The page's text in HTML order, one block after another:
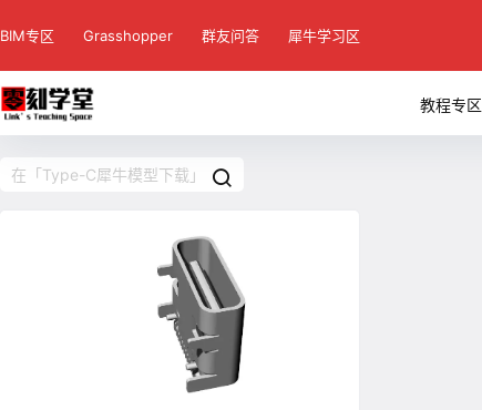
BIM专区 Grasshopper 群友问答 犀牛学习区
教程专区